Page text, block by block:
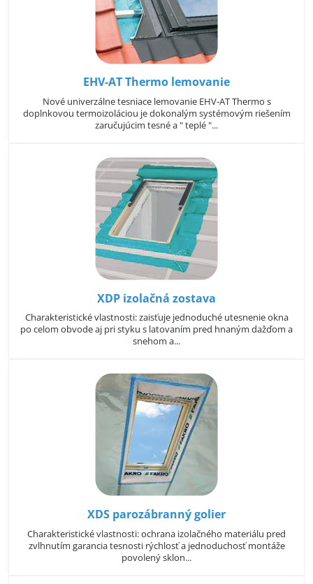
EHV-AT Thermo lemovanie
Nové univerzálne tesniace lemovanie EHV-AT Thermo s
doplnkovou termoizoláciou je dokonalým systémovým riešením
zaručujúcim tesné a " teplé "...
XDP izolačná zostava
Charakteristické vlastnosti: zaisťuje jednoduché utesnenie okna
po celom obvode aj pri styku s latovaním pred hnaným dažďom a
snehom a...
XDS parozábranný golier
Charakteristické vlastnosti: ochrana izolačného materiálu pred
zvlhnutím garancia tesnosti rýchlosť a jednoduchosť montáže
povolený sklon...